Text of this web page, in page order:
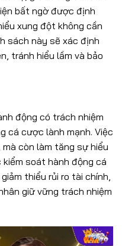
bất ngờ được định
xung đột không cần
sách này sẽ xác định
tránh hiểu lầm và bảo
động có trách nhiệm
cá cược lành mạnh. Việc
còn làm tăng sự hiểu
soát hành động cá
thiểu rủi ro tài chính,
giữ vững trách nhiệm